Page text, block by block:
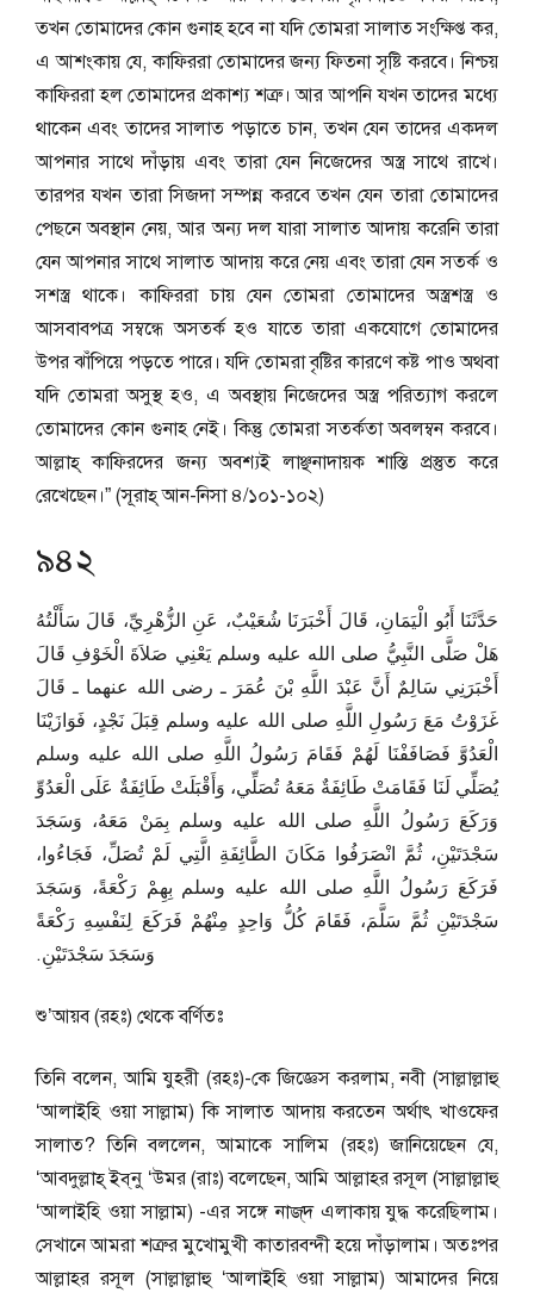
তখন তোমাদের কোন গুনাহ হবে না যদি তোমরা সালাত সংক্ষিপ্ত কর,
এ আশংকায় যে, কাফিররা তোমাদের জন্য ফিতনা সৃষ্টি করবে। নিশ্চয়
কাফিররা হল তোমাদের প্রকাশ্য শত্রু। আর আপনি যখন তাদের মধ্যে
থাকেন এবং তাদের সালাত পড়াতে চান, তখন যেন তাদের একদল
আপনার সাথে দাঁড়ায় এবং তারা যেন নিজেদের অস্ত্র সাথে রাখে।
তারপর যখন তারা সিজদা সম্পন্ন করবে তখন যেন তারা তোমাদের
পেছনে অবস্থান নেয়, আর অন্য দল যারা সালাত আদায় করেনি তারা
যেন আপনার সাথে সালাত আদায় করে নেয় এবং তারা যেন সতর্ক ও
সশস্ত্র থাকে। কাফিররা চায় যেন তোমরা তোমাদের অস্ত্রশস্ত্র ও
আসবাবপত্র সম্বন্ধে অসতর্ক হও যাতে তারা একযোগে তোমাদের
উপর ঝাঁপিয়ে পড়তে পারে। যদি তোমরা বৃষ্টির কারণে কষ্ট পাও অথবা
যদি তোমরা অসুস্থ হও, এ অবস্থায় নিজেদের অস্ত্র পরিত্যাগ করলে
তোমাদের কোন গুনাহ নেই। কিন্তু তোমরা সতর্কতা অবলম্বন করবে।
আল্লাহ্ কাফিরদের জন্য অবশ্যই লাঞ্ছনাদায়ক শাস্তি প্রস্তুত করে
রেখেছেন।” (সূরাহ্ আন-নিসা ৪/১০১-১০২)
৯৪২
حَدَّثَنَا أَبُو الْيَمَانِ، قَالَ أَخْبَرَنَا شُعَيْبٌ، عَنِ الزُّهْرِيِّ، قَالَ سَأَلْتُهُ
هَلْ صَلَّى النَّبِيُّ صلى الله عليه وسلم يَعْنِي صَلاَةَ الْخَوْفِ قَالَ
أَخْبَرَنِي سَالِمٌ أَنَّ عَبْدَ اللَّهِ بْنَ عُمَرَ ـ رضى الله عنهما ـ قَالَ
غَزَوْتُ مَعَ رَسُولِ اللَّهِ صلى الله عليه وسلم قِبَلَ نَجْدٍ، فَوَازَيْنَا
الْعَدُوَّ فَصَافَفْنَا لَهُمْ فَقَامَ رَسُولُ اللَّهِ صلى الله عليه وسلم
يُصَلِّي لَنَا فَقَامَتْ طَائِفَةٌ مَعَهُ تُصَلِّي، وَأَقْبَلَتْ طَائِفَةٌ عَلَى الْعَدُوِّ
وَرَكَعَ رَسُولُ اللَّهِ صلى الله عليه وسلم بِمَنْ مَعَهُ، وَسَجَدَ
سَجْدَتَيْنِ، ثُمَّ انْصَرَفُوا مَكَانَ الطَّائِفَةِ الَّتِي لَمْ تُصَلِّ، فَجَاءُوا،
فَرَكَعَ رَسُولُ اللَّهِ صلى الله عليه وسلم بِهِمْ رَكْعَةً، وَسَجَدَ
سَجْدَتَيْنِ ثُمَّ سَلَّمَ، فَقَامَ كُلُّ وَاحِدٍ مِنْهُمْ فَرَكَعَ لِنَفْسِهِ رَكْعَةً
وَسَجَدَ سَجْدَتَيْنِ‏.‏
শু’আয়ব (রহঃ) থেকে বর্ণিতঃ
তিনি বলেন, আমি যুহরী (রহঃ)-কে জিজ্ঞেস করলাম, নবী (সাল্লাল্লাহু
‘আলাইহি ওয়া সাল্লাম) কি সালাত আদায় করতেন অর্থাৎ খাওফের
সালাত? তিনি বললেন, আমাকে সালিম (রহঃ) জানিয়েছেন যে,
‘আবদুল্লাহ্‌ ইব্‌নু ‘উমর (রাঃ) বলেছেন, আমি আল্লাহর রসূল (সাল্লাল্লাহু
‘আলাইহি ওয়া সাল্লাম) -এর সঙ্গে নাজ্‌দ এলাকায় যুদ্ধ করেছিলাম।
সেখানে আমরা শত্রুর মুখোমুখী কাতারবন্দী হয়ে দাঁড়ালাম। অতঃপর
আল্লাহর রসূল (সাল্লাল্লাহু ‘আলাইহি ওয়া সাল্লাম) আমাদের নিয়ে